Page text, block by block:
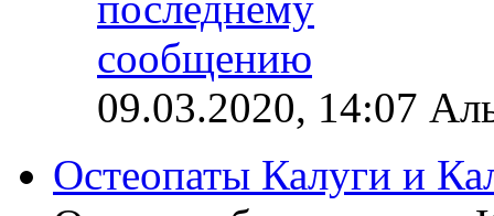
09.03.2020, 14:07
Остеопаты Калуги и